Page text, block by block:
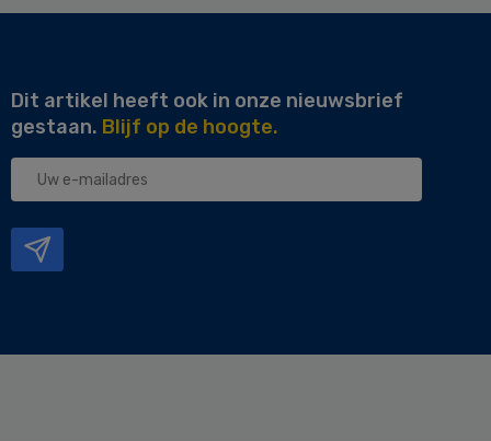
Dit artikel heeft ook in onze nieuwsbrief
gestaan. Blijf op de hoogte.
Uw